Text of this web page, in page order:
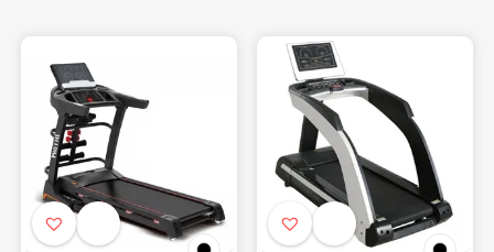
جالب است بدانید شما می توانید در بازار ایران که استاندارد خاصی
بر آن حاکم نیست، مدل های موتور AC خانگی را نیز پیدا کنید. البته
این مدل ها باید از اینورتر با کیفیت بالا و موتور بهینه سازی شده
بهره مند باشند. بنابراین برای اطمینان از این موضوع مهم، بهتر است
با کارشناسان ما تماس بگیرید. شما می توانید با تماس با مشاورین
ما درباره انواع مدل های تردمیل اطلاعات لازم را کسب نمایید.